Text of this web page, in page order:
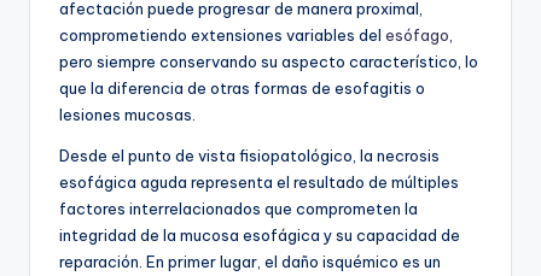
afectación puede progresar de manera proximal,
comprometiendo extensiones variables del esófago
pero siempre conservando su aspecto característico, lo
que la diferencia de otras formas de esofagitis o
lesiones mucosas.
Desde el punto de vista fisiopatológico, la necrosis
esofágica aguda representa el resultado de múltiples
factores interrelacionados que comprometen la
integridad de la mucosa esofágica y su capacidad de
reparación. En primer lugar, el daño isquémico es un